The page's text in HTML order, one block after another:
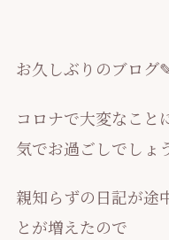
お久しぶりのブログ
コロナで大変なこと
気でお過ごしでしょ
親知らずの日記が途
とが増えたので